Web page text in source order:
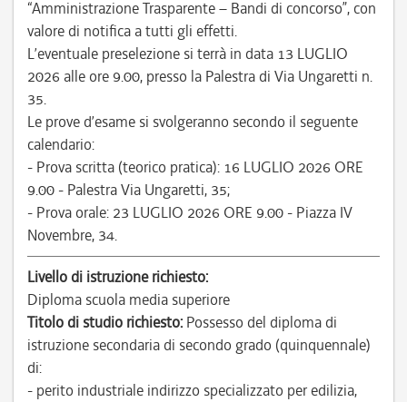
“Amministrazione Trasparente – Bandi di concorso”, con
valore di notifica a tutti gli effetti.
L’eventuale preselezione si terrà in data 13 LUGLIO
2026 alle ore 9.00, presso la Palestra di Via Ungaretti n.
35.
Le prove d’esame si svolgeranno secondo il seguente
calendario:
- Prova scritta (teorico pratica): 16 LUGLIO 2026 ORE
9.00 - Palestra Via Ungaretti, 35;
- Prova orale: 23 LUGLIO 2026 ORE 9.00 - Piazza IV
Novembre, 34.
Livello di istruzione richiesto:
Diploma scuola media superiore
Titolo di studio richiesto: Possesso del diploma di
istruzione secondaria di secondo grado (quinquennale)
di:
- perito industriale indirizzo specializzato per edilizia,